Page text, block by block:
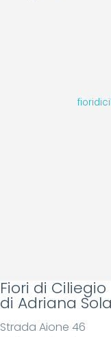
Fiori di Ciliegio
di Adriana Sola
Strada Aione 46